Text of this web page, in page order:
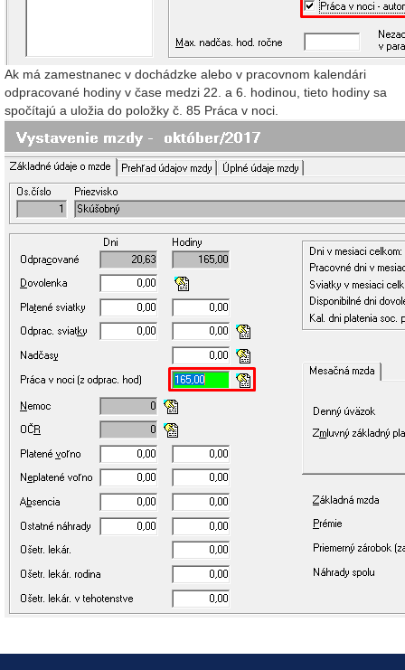
Ak má zamestnanec v dochádzke alebo v pracovnom kalendári
odpracované hodiny v čase medzi 22. a 6. hodinou, tieto hodiny sa
spočítajú a uložia do položky č. 85 Práca v noci.